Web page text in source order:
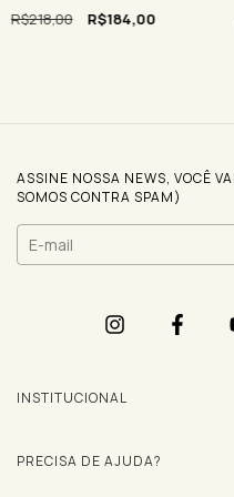
R$218,00 R$184,00
ASSINE NOSSA NEWS, VOCÊ
SOMOS CONTRA SPAM)
INSTITUCIONAL
PRECISA DE AJUDA?